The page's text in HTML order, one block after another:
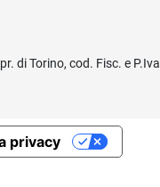
di Torino, cod. Fisc. e
privacy